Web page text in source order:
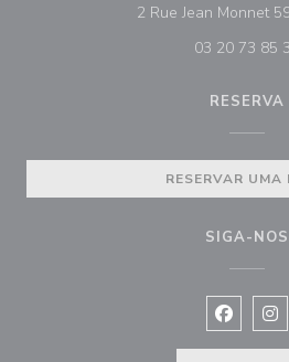
2 Rue Jean Monnet
03 20 73 85
RESERVA
RESERVAR UMA
SIGA-NOS